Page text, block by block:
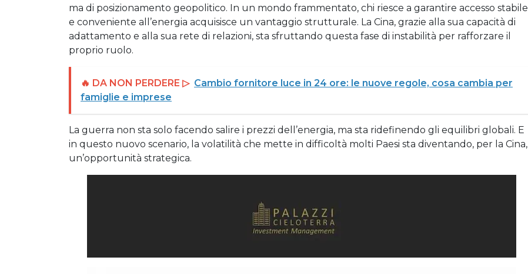
ma di posizionamento geopolitico. In un mondo frammentato, chi riesce a garantire accesso stabile
e conveniente all’energia acquisisce un vantaggio strutturale. La Cina, grazie alla sua capacità di
adattamento e alla sua rete di relazioni, sta sfruttando questa fase di instabilità per rafforzare il
proprio ruolo.
🔥 DA NON PERDERE ▷ Cambio fornitore luce in 24 ore: le nuove regole, cosa cambia per
famiglie e imprese
La guerra non sta solo facendo salire i prezzi dell’energia, ma sta ridefinendo gli equilibri globali. E
in questo nuovo scenario, la volatilità che mette in difficoltà molti Paesi sta diventando, per la Cina,
un’opportunità strategica.